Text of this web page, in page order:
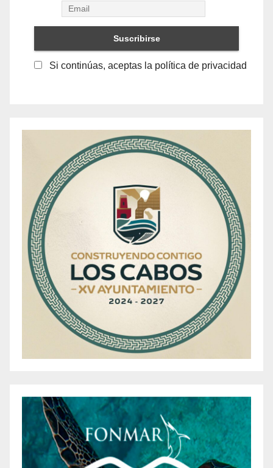
Si continúas, aceptas la política de privacidad